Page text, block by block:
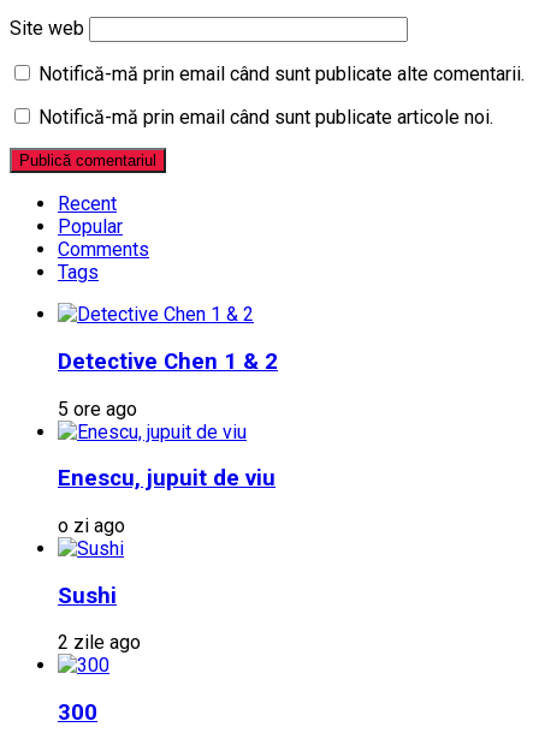
Site web
Notifică-mă prin email când sunt publicate alte comentarii.
Notifică-mă prin email când sunt publicate articole noi.
Recent
Popular
Comments
Tags
Detective Chen 1 & 2
5 ore ago
Enescu, jupuit de viu
o zi ago
Sushi
2 zile ago
300